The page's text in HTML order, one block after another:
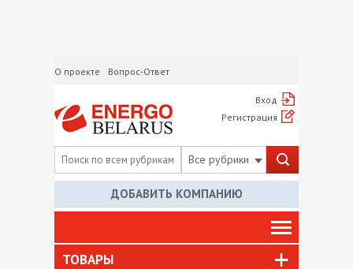
О проекте Вопрос-Ответ
Вход
Регистрация
Все рубрики
ДОБАВИТЬ КОМПАНИЮ
ТОВАРЫ